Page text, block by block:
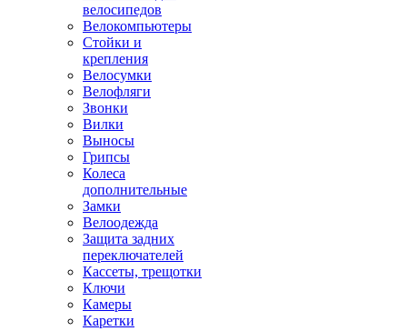
велосипедов
Велокомпьютеры
Стойки и
крепления
Велосумки
Велофляги
Звонки
Вилки
Выносы
Грипсы
Колеса
дополнительные
Замки
Велоодежда
Защита задних
переключателей
Кассеты, трещотки
Ключи
Камеры
Каретки